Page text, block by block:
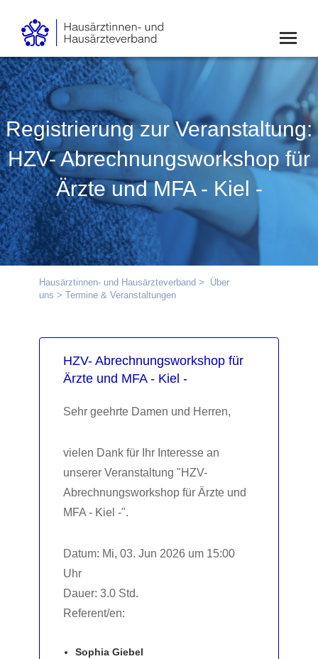
Registrierung zur Veranstaltung:
HZV- Abrechnungsworkshop für
Ärzte und MFA - Kiel -
Hausärztinnen- und Hausärzteverband > Über
uns > Termine & Veranstaltungen
HZV- Abrechnungsworkshop für
Ärzte und MFA - Kiel -
Sehr geehrte Damen und Herren,
vielen Dank für Ihr Interesse an
unserer Veranstaltung "HZV-
Abrechnungsworkshop für Ärzte und
MFA - Kiel -".
Datum: Mi, 03. Jun 2026 um 15:00
Uhr
Dauer: 3.0 Std.
Referent/en:
Sophia Giebel